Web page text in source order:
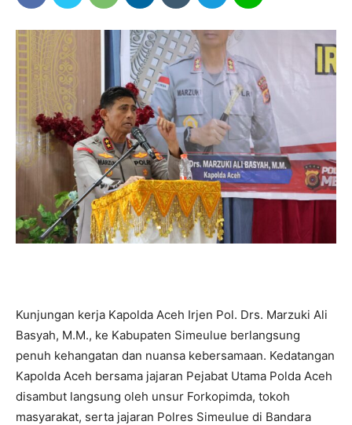
Kunjungan kerja Kapolda Aceh Irjen Pol. Drs. Marzuki Ali
Basyah, M.M., ke Kabupaten Simeulue berlangsung
penuh kehangatan dan nuansa kebersamaan. Kedatangan
Kapolda Aceh bersama jajaran Pejabat Utama Polda Aceh
disambut langsung oleh unsur Forkopimda, tokoh
masyarakat, serta jajaran Polres Simeulue di Bandara